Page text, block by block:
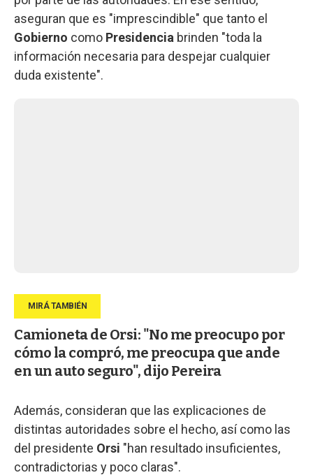
aseguran que es "imprescindible" que tanto el
Gobierno como Presidencia brinden "toda la
información necesaria para despejar cualquier
duda existente".
Camioneta de Orsi: "No me preocupo por
cómo la compró, me preocupa que ande
en un auto seguro", dijo Pereira
Además, consideran que las explicaciones de
distintas autoridades sobre el hecho, así como las
del presidente Orsi "han resultado insuficientes,
contradictorias y poco claras".